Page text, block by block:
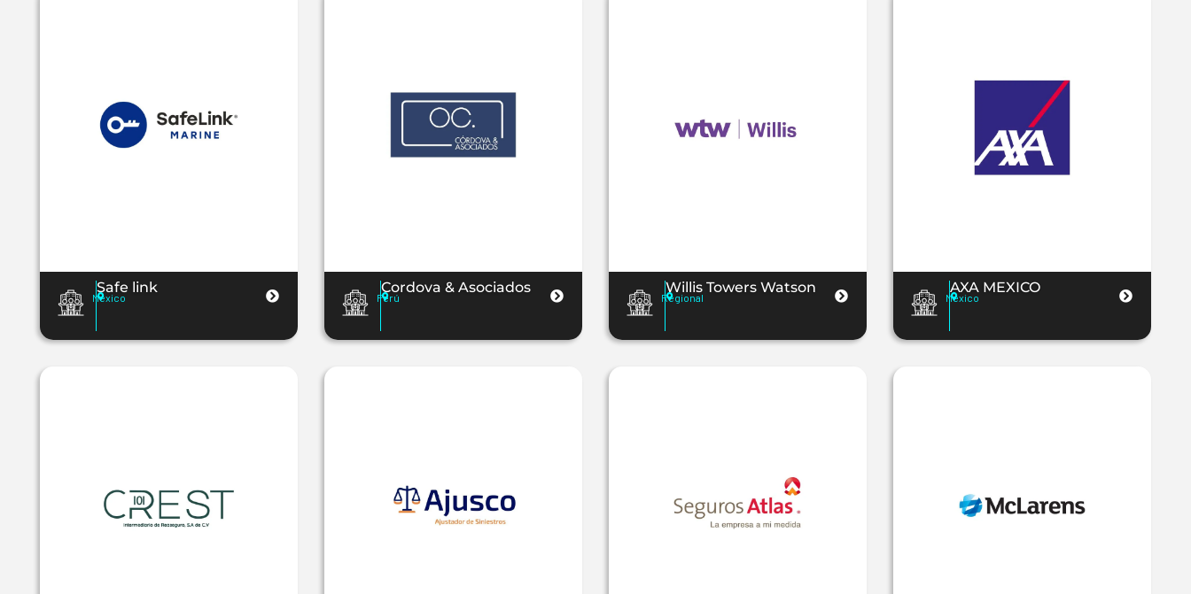
Safe link
Mexico
Cordova & Asociados
Perú
Willis Towers Watson
Regional
AXA MEXICO
Mexico